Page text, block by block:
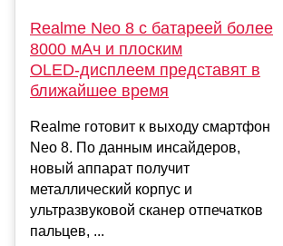
Realme Neo 8 с батареей более
8000 мАч и плоским
OLED‑дисплеем представят в
ближайшее время
Realme готовит к выходу смартфон
Neo 8. По данным инсайдеров,
новый аппарат получит
металлический корпус и
ультразвуковой сканер отпечатков
пальцев, ...